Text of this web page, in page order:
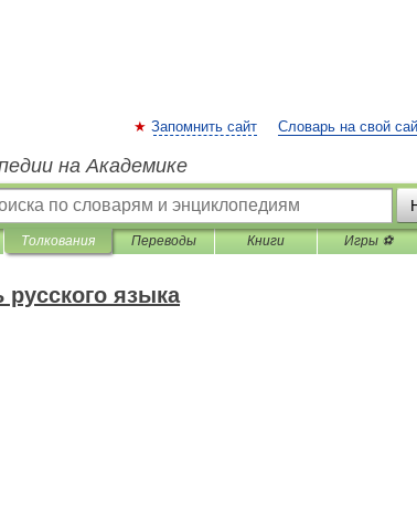
Запомнить сайт Словарь на свой
на Академике
Толкования Переводы Книги Игры ⚽
языка